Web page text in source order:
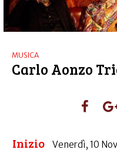
MUSICA
Carlo Aonzo
Inizio Venerdì, 10